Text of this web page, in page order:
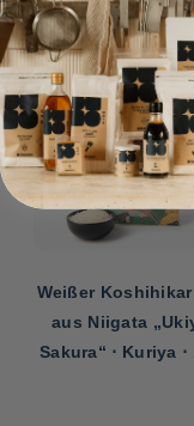
Weißer
aus Niigata
Sakura“ ⋅ Kuriya ⋅